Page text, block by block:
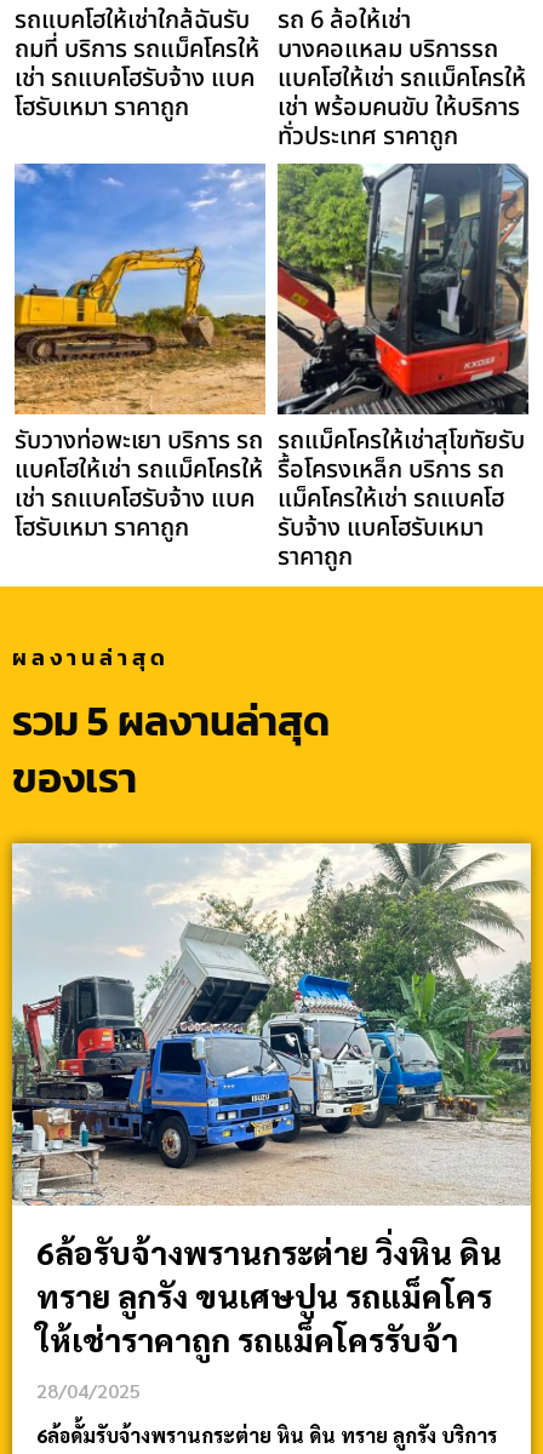
รถแบคโฮให้เช่าใกล้ฉันรับ
ถมที่ บริการ รถแม็คโครให้
เช่า รถแบคโฮรับจ้าง แบค
โฮรับเหมา ราคาถูก
รถ 6 ล้อให้เช่า
บางคอแหลม บริการรถ
แบคโฮให้เช่า รถแม็คโครให้
เช่า พร้อมคนขับ ให้บริการ
ทั่วประเทศ ราคาถูก
รับวางท่อพะเยา บริการ รถ
แบคโฮให้เช่า รถแม็คโครให้
เช่า รถแบคโฮรับจ้าง แบค
โฮรับเหมา ราคาถูก
รถแม็คโครให้เช่าสุโขทัยรับ
รื้อโครงเหล็ก บริการ รถ
แม็คโครให้เช่า รถแบคโฮ
รับจ้าง แบคโฮรับเหมา
ราคาถูก
ผลงานล่าสุด
รวม 5 ผลงานล่าสุด
ของเรา
6ล้อรับจ้างพรานกระต่าย วิ่งหิน ดิน
ทราย ลูกรัง ขนเศษปูน รถแม็คโคร
ให้เช่าราคาถูก รถแม็คโครรับจ้า
28/04/2025
6ล้อดั้มรับจ้างพรานกระต่าย หิน ดิน ทราย ลูกรัง บริการ